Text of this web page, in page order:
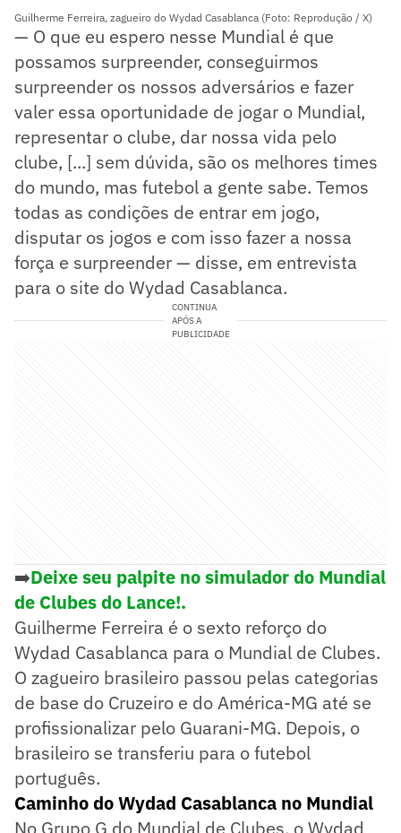
Guilherme Ferreira, zagueiro do Wydad Casablanca (Foto: Reprodução / X)
— O que eu espero nesse Mundial é que
possamos surpreender, conseguirmos
surpreender os nossos adversários e fazer
valer essa oportunidade de jogar o Mundial,
representar o clube, dar nossa vida pelo
clube, [...] sem dúvida, são os melhores times
do mundo, mas futebol a gente sabe. Temos
todas as condições de entrar em jogo,
disputar os jogos e com isso fazer a nossa
força e surpreender — disse, em entrevista
para o site do Wydad Casablanca.
CONTINUA
APÓS A
PUBLICIDADE
➡️Deixe seu palpite no simulador do Mundial
de Clubes do Lance!.
Guilherme Ferreira é o sexto reforço do
Wydad Casablanca para o Mundial de Clubes.
O zagueiro brasileiro passou pelas categorias
de base do Cruzeiro e do América-MG até se
profissionalizar pelo Guarani-MG. Depois, o
brasileiro se transferiu para o futebol
português.
Caminho do Wydad Casablanca no Mundial
No Grupo G do Mundial de Clubes, o Wydad